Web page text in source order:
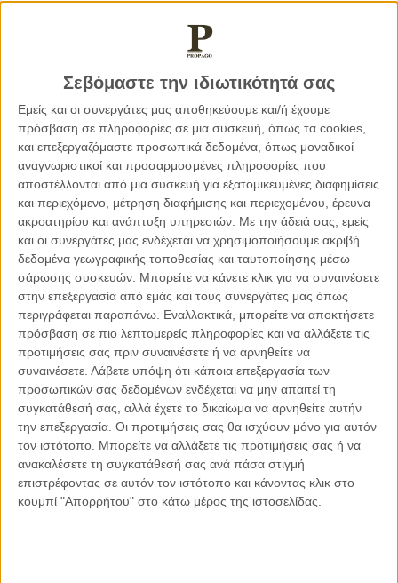
Σεβόμαστε την ιδιωτικότητά σας
Εμείς και οι συνεργάτες μας αποθηκεύουμε και/ή έχουμε
πρόσβαση σε πληροφορίες σε μια συσκευή, όπως τα cookies,
και επεξεργαζόμαστε προσωπικά δεδομένα, όπως μοναδικοί
αναγνωριστικοί και προσαρμοσμένες πληροφορίες που
αποστέλλονται από μια συσκευή για εξατομικευμένες διαφημίσεις
και περιεχόμενο, μέτρηση διαφήμισης και περιεχομένου, έρευνα
ακροατηρίου και ανάπτυξη υπηρεσιών. Με την άδειά σας, εμείς
και οι συνεργάτες μας ενδέχεται να χρησιμοποιήσουμε ακριβή
δεδομένα γεωγραφικής τοποθεσίας και ταυτοποίησης μέσω
σάρωσης συσκευών. Μπορείτε να κάνετε κλικ για να συναινέσετε
στην επεξεργασία από εμάς και τους συνεργάτες μας όπως
περιγράφεται παραπάνω. Εναλλακτικά, μπορείτε να αποκτήσετε
πρόσβαση σε πιο λεπτομερείς πληροφορίες και να αλλάξετε τις
προτιμήσεις σας πριν συναινέσετε ή να αρνηθείτε να
συναινέσετε. Λάβετε υπόψη ότι κάποια επεξεργασία των
προσωπικών σας δεδομένων ενδέχεται να μην απαιτεί τη
συγκατάθεσή σας, αλλά έχετε το δικαίωμα να αρνηθείτε αυτήν
την επεξεργασία. Οι προτιμήσεις σας θα ισχύουν μόνο για αυτόν
τον ιστότοπο. Μπορείτε να αλλάξετε τις προτιμήσεις σας ή να
ανακαλέσετε τη συγκατάθεσή σας ανά πάσα στιγμή
επιστρέφοντας σε αυτόν τον ιστότοπο και κάνοντας κλικ στο
κουμπί "Απορρήτου" στο κάτω μέρος της ιστοσελίδας.
Στη Νιγηρία, οι ανωτέρω δράσεις έχουν ήδη ξεκινήσει. Οι
εργαζόμενοι μας στον τομέα της υγείας βρίσκονται στην
πρώτη γραμμή για να υποστηρίξουν την εκστρατεία
εμβολιασμού στο Borno State, το κράτος στα
βορειοανατολικά της χώρας που πλήττεται από μία
μακροχρόνια σύγκρουση και μία από τις πιο σοβαρές
ανθρωπιστικές κρίσεις στον κόσμο.
Ειδικότερα, από τις 21 Μαρτίου, ξεκίνησαν δραστηριότητες
τεχνικής και υλικοτεχνικής υποστήριξης για την καμπάνια
που συντονίζει το Υπουργείο Υγείας της Νιγηρίας για να
οργανώσει τη διανομή εμβολίων που παρέχονται μέσω της
πρωτοβουλίας COVAX. Η πρώτη φάση της παρέμβασης
αφορούσε τη διανομή 75 χιλιάδων δόσεων του εμβολίου
στις κατηγορίες που προσδιόρισε η κυβέρνηση ότι έχουν
προτεραιότητα: εργαζόμενοι στον τομέα της υγείας,
επαγγελματίες της πρώτης γραμμής και προσωπικό στα
σημεία ανεφοδιασμού. Ακολουθώντας τις ομάδες του
πληθυσμού που κινδυνεύουν περισσότερο, καταβάλλεται η
προσπάθεια να εμβολιαστεί το 20% στο σύνολο των
κατοίκων αυτής της περιοχής.